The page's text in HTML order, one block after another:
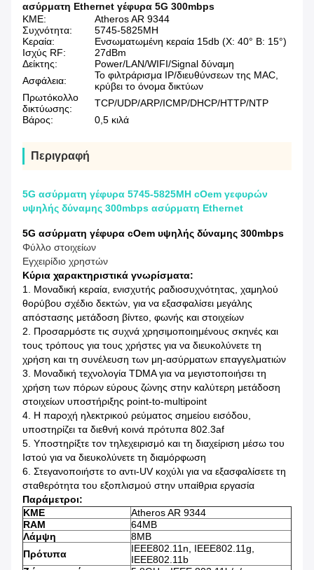
ασύρματη Ethernet γέφυρα 5G 300mbps
ΚΜΕ:
Atheros AR 9344
Συχνότητα:
5745-5825MH
Κεραία:
Ενσωματωμένη κεραία 15db (Χ: 40° Β: 15°)
Ισχύς RF:
27dBm
Δείκτης:
Power/LAN/WIFI/Signal δύναμη
Ασφάλεια:
Το φιλτράρισμα IP/διευθύνσεων της MAC,
κρύβει το όνομα δικτύων
Πρωτόκολλο
δικτύωσης:
TCP/UDP/ARP/ICMP/DHCP/HTTP/NTP
Βάρος:
0,5 κιλά
Περιγραφή
5G ασύρματη γέφυρα 5745-5825MH cOem γεφυρών
υψηλής δύναμης 300mbps ασύρματη Ethernet
5G ασύρματη γέφυρα cOem υψηλής δύναμης 300mbps
Φύλλο στοιχείων
Εγχειρίδιο χρηστών
Κύρια χαρακτηριστικά γνωρίσματα:
1. Μοναδική κεραία, ενισχυτής ραδιοσυχνότητας, χαμηλού
θορύβου σχέδιο δεκτών, για να εξασφαλίσει μεγάλης
απόστασης μετάδοση βίντεο, φωνής και στοιχείων
2. Προσαρμόστε τις συχνά χρησιμοποιημένους σκηνές και
τους τρόπους για τους χρήστες για να διευκολύνετε τη
χρήση και τη συνέλευση των μη-ασύρματων επαγγελματιών
3. Μοναδική τεχνολογία TDMA για να μεγιστοποιήσει τη
χρήση των πόρων εύρους ζώνης στην καλύτερη μετάδοση
στοιχείων υποστήριξης point-to-multipoint
4. Η παροχή ηλεκτρικού ρεύματος σημείου εισόδου,
υποστηρίζει τα διεθνή κοινά πρότυπα 802.3af
5. Υποστηρίξτε τον τηλεχειρισμό και τη διαχείριση μέσω του
Ιστού για να διευκολύνετε τη διαμόρφωση
6. Στεγανοποιήστε το αντι-UV κοχύλι για να εξασφαλίσετε τη
σταθερότητα του εξοπλισμού στην υπαίθρια εργασία
Παράμετροι:
ΚΜΕ
Atheros AR 9344
RAM
64MB
Λάμψη
8MB
Πρότυπα
IEEE802.11n, IEEE802.11g,
IEEE802.11b